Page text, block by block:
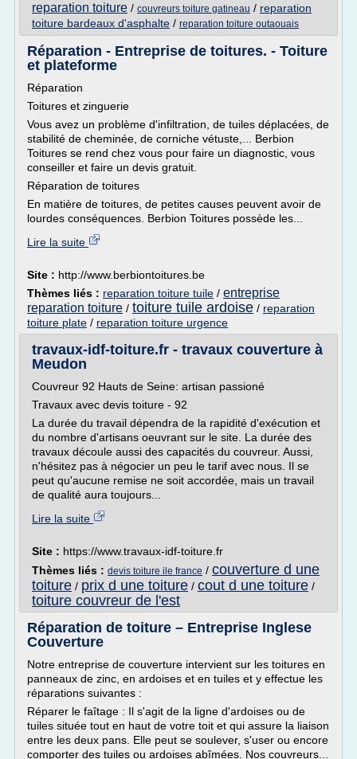
reparation toiture / couvreurs toiture gatineau / reparation
toiture bardeaux d'asphalte / reparation toiture outaouais
Réparation - Entreprise de toitures. - Toiture
et plateforme
Réparation
Toitures et zinguerie
Vous avez un problème d'infiltration, de tuiles déplacées, de
stabilité de cheminée, de corniche vétuste,... Berbion
Toitures se rend chez vous pour faire un diagnostic, vous
conseiller et faire un devis gratuit.
Réparation de toitures
En matière de toitures, de petites causes peuvent avoir de
lourdes conséquences. Berbion Toitures possède les...
Lire la suite
Site : http://www.berbiontoitures.be
Thèmes liés : reparation toiture tuile / entreprise
reparation toiture / toiture tuile ardoise / reparation
toiture plate / reparation toiture urgence
travaux-idf-toiture.fr - travaux couverture à
Meudon
Couvreur 92 Hauts de Seine: artisan passioné
Travaux avec devis toiture - 92
La durée du travail dépendra de la rapidité d'exécution et
du nombre d'artisans oeuvrant sur le site. La durée des
travaux découle aussi des capacités du couvreur. Aussi,
n'hésitez pas à négocier un peu le tarif avec nous. Il se
peut qu'aucune remise ne soit accordée, mais un travail
de qualité aura toujours...
Lire la suite
Site : https://www.travaux-idf-toiture.fr
Thèmes liés : devis toiture ile france / couverture d une
toiture / prix d une toiture / cout d une toiture /
toiture couvreur de l'est
Réparation de toiture – Entreprise Inglese
Couverture
Notre entreprise de couverture intervient sur les toitures en
panneaux de zinc, en ardoises et en tuiles et y effectue les
réparations suivantes :
Réparer le faîtage : Il s'agit de la ligne d'ardoises ou de
tuiles située tout en haut de votre toit et qui assure la liaison
entre les deux pans. Elle peut se soulever, s'user ou encore
comporter des tuiles ou ardoises abîmées. Nos couvreurs...